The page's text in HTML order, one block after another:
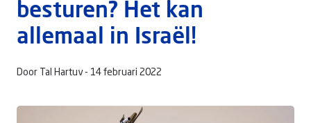
Steun Israël
besturen? Het kan
allemaal in Israël!
Door Tal Hartuv - 14 februari 2022